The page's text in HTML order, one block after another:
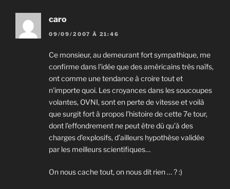
caro
09/09/2007 À 21:46
Ce monsieur, au demeurant fort sympathique, me
confirme dans l’idée que des américains très naïfs,
ont comme une tendance à croire tout et
n’importe quoi. Les croyances dans les soucoupes
volantes, OVNI, sont en perte de vitesse et voilà
que surgit fort à propos l’histoire de cette 7e tour,
dont l’effondrement ne peut être dû qu’à des
charges d’explosifs, d’ailleurs hypothèse validée
par les meilleurs scientifiques…
On nous cache tout, on nous dit rien … ? :)